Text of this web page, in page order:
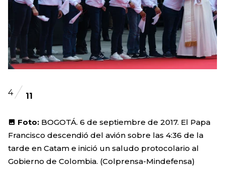
4 11
Foto: BOGOTÁ. 6 de septiembre de 2017. El Papa
Francisco descendió del avión sobre las 4:36 de la
tarde en Catam e inició un saludo protocolario al
Gobierno de Colombia. (Colprensa-Mindefensa)